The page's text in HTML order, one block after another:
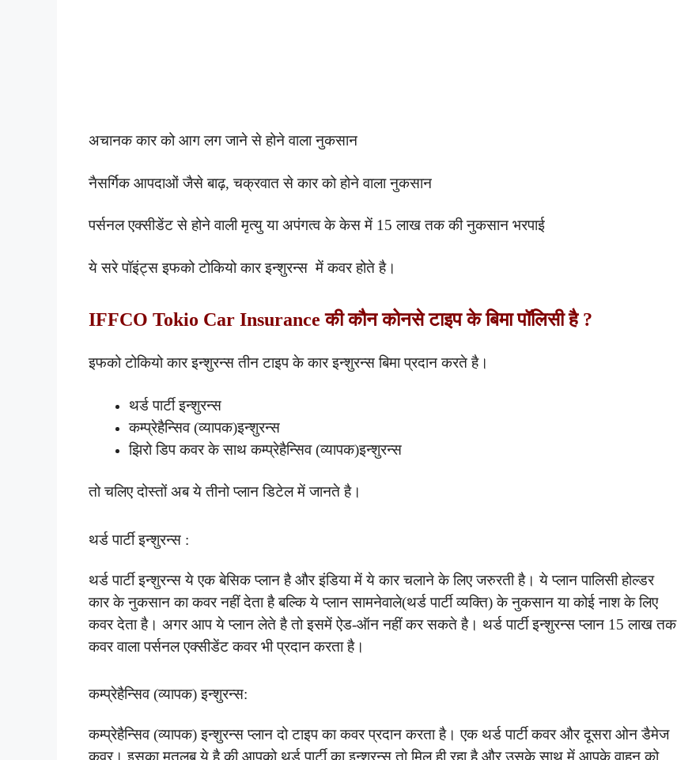
अचानक कार को आग लग जाने से होने वाला नुकसान
नैसर्गिक आपदाओं जैसे बाढ़, चक्रवात से कार को होने वाला नुकसान
पर्सनल एक्सीडेंट से होने वाली मृत्यु या अपंगत्व के केस में 15 लाख तक की नुकसान भरपाई
ये सरे पॉइंट्स इफको टोकियो कार इन्शुरन्स में कवर होते है।
IFFCO Tokio Car Insurance की कौन कोनसे टाइप के बिमा पॉलिसी है ?
इफको टोकियो कार इन्शुरन्स तीन टाइप के कार इन्शुरन्स बिमा प्रदान करते है।
थर्ड पार्टी इन्शुरन्स
कम्प्रेहैन्सिव (व्यापक)इन्शुरन्स
झिरो डिप कवर के साथ कम्प्रेहैन्सिव (व्यापक)इन्शुरन्स
तो चलिए दोस्तों अब ये तीनो प्लान डिटेल में जानते है।
थर्ड पार्टी इन्शुरन्स :
थर्ड पार्टी इन्शुरन्स ये एक बेसिक प्लान है और इंडिया में ये कार चलाने के लिए जरुरती है। ये प्लान पालिसी होल्डर
कार के नुकसान का कवर नहीं देता है बल्कि ये प्लान सामनेवाले(थर्ड पार्टी व्यक्ति) के नुकसान या कोई नाश के लिए
कवर देता है। अगर आप ये प्लान लेते है तो इसमें ऐड-ऑन नहीं कर सकते है। थर्ड पार्टी इन्शुरन्स प्लान 15 लाख तक
कवर वाला पर्सनल एक्सीडेंट कवर भी प्रदान करता है।
कम्प्रेहैन्सिव (व्यापक) इन्शुरन्स:
कम्प्रेहैन्सिव (व्यापक) इन्शुरन्स प्लान दो टाइप का कवर प्रदान करता है। एक थर्ड पार्टी कवर और दूसरा ओन डैमेज
कवर। इसका मतलब ये है की आपको थर्ड पार्टी का इन्शुरन्स तो मिल ही रहा है और उसके साथ में आपके वाहन को